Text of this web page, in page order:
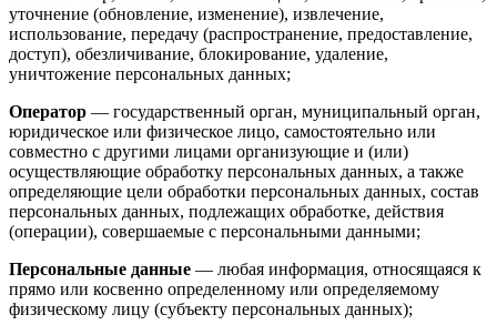
уточнение (обновление, изменение), извлечение,
использование, передачу (распространение, предоставление,
доступ), обезличивание, блокирование, удаление,
уничтожение персональных данных;
Оператор — государственный орган, муниципальный орган,
юридическое или физическое лицо, самостоятельно или
совместно с другими лицами организующие и (или)
осуществляющие обработку персональных данных, а также
определяющие цели обработки персональных данных, состав
персональных данных, подлежащих обработке, действия
(операции), совершаемые с персональными данными;
Персональные данные — любая информация, относящаяся к
прямо или косвенно определенному или определяемому
физическому лицу (субъекту персональных данных);